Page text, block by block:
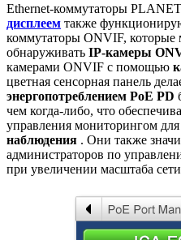
Ethernet-коммутаторы
дисплеем также
коммутаторы ONVIF, которые
обнаруживать IP-камеры
камерами ONVIF с помощью
цветная сенсорная панель
энергопотреблением PoE PD
чем когда-либо, что
управления мониторингом
наблюдения . Они также
администраторов по
при увеличении масштаба